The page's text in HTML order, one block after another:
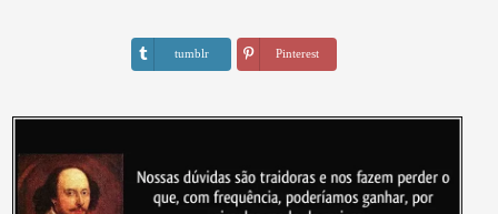
tumblr Pinterest